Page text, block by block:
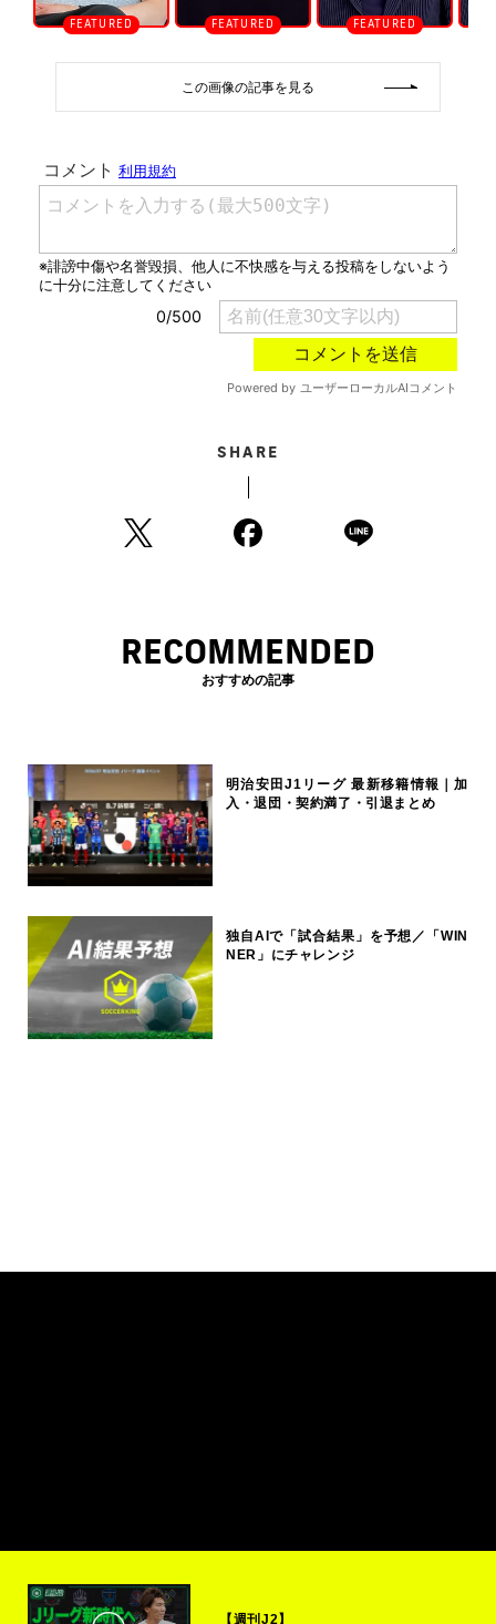
この画像の記事を見る
SHARE
RECOMMENDED
おすすめの記事
明治安田J1リーグ 最新移籍情報｜加
入・退団・契約満了・引退まとめ
独自AIで「試合結果」を予想／「WIN
NER」にチャレンジ
【週刊J2】